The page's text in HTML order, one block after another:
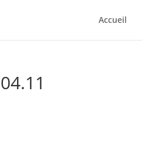
Accueil